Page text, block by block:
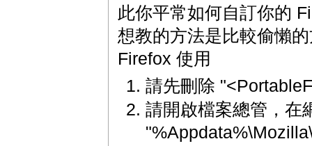
此你平常如何自訂你的
想教的方法是比較偷懶
Firefox 使用
請先刪除
請開啟檔案總管，在